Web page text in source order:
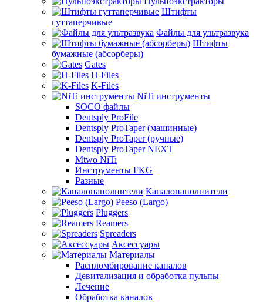
Штифты
гуттаперчивые
Файлы для ультразвука
Штифты
бумажные (абсорберы)
Gates
H-Files
K-Files
NiTi инструменты
SOCO файлы
Dentsply ProFile
Dentsply ProTaper (машинные)
Dentsply ProTaper (ручные)
Dentsply ProTaper NEXT
Mtwo NiTi
Инструменты FKG
Разные
Каналонаполнители
Peeso (Largo)
Pluggers
Reamers
Spreaders
Аксессуары
Материалы
Распломбирование каналов
Девитализация и обработка пульпы
Лечение
Обработка каналов